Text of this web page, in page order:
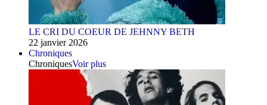
LE CRI DU COEUR DE JEHNNY BETH
22 janvier 2026
Chroniques
ChroniquesVoir plus